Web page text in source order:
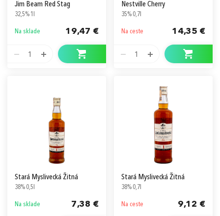
Jim Beam Red Stag
32,5% 1l
Na sklade 19,47 €
1
Nestville Cherry
35% 0,7l
Na ceste 14,35 €
1
Stará Myslivecká Žitná
38% 0,5l
Na sklade 7,38 €
Stará Myslivecká Žitná
38% 0,7l
Na ceste 9,12 €